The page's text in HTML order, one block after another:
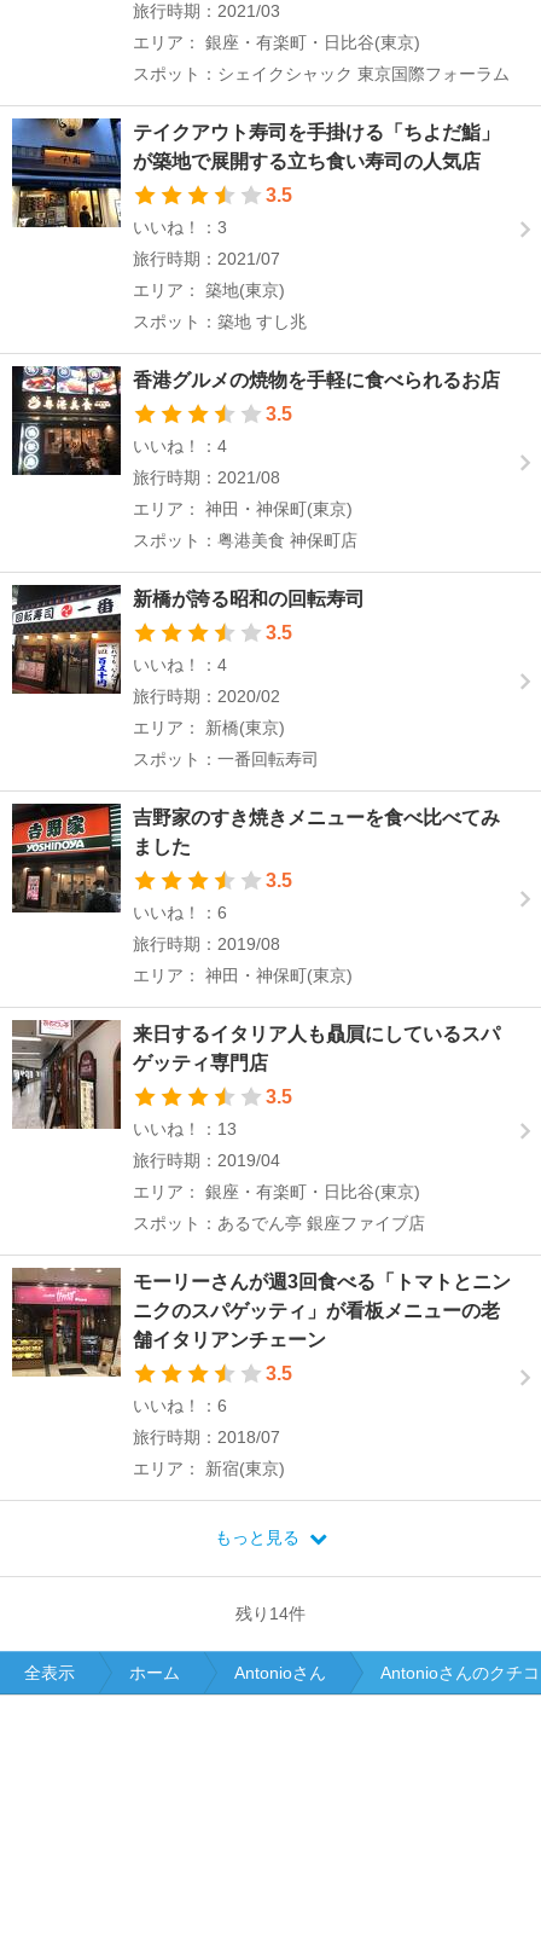
旅行時期：2021/03
エリア： 銀座・有楽町・日比谷(東京)
スポット：シェイクシャック 東京国際フォーラム
テイクアウト寿司を手掛ける「ちよだ鮨」
が築地で展開する立ち食い寿司の人気店
3.5
いいね！：3
旅行時期：2021/07
エリア： 築地(東京)
スポット：築地 すし兆
香港グルメの焼物を手軽に食べられるお店
3.5
いいね！：4
旅行時期：2021/08
エリア： 神田・神保町(東京)
スポット：粤港美食 神保町店
新橋が誇る昭和の回転寿司
3.5
いいね！：4
旅行時期：2020/02
エリア： 新橋(東京)
スポット：一番回転寿司
吉野家のすき焼きメニューを食べ比べてみ
ました
3.5
いいね！：6
旅行時期：2019/08
エリア： 神田・神保町(東京)
来日するイタリア人も贔屓にしているスパ
ゲッティ専門店
3.5
いいね！：13
旅行時期：2019/04
エリア： 銀座・有楽町・日比谷(東京)
スポット：あるでん亭 銀座ファイブ店
モーリーさんが週3回食べる「トマトとニン
ニクのスパゲッティ」が看板メニューの老
舗イタリアンチェーン
3.5
いいね！：6
旅行時期：2018/07
エリア： 新宿(東京)
もっと見る
残り 14件
全表示 ホーム Antonioさん Antonioさんのクチ